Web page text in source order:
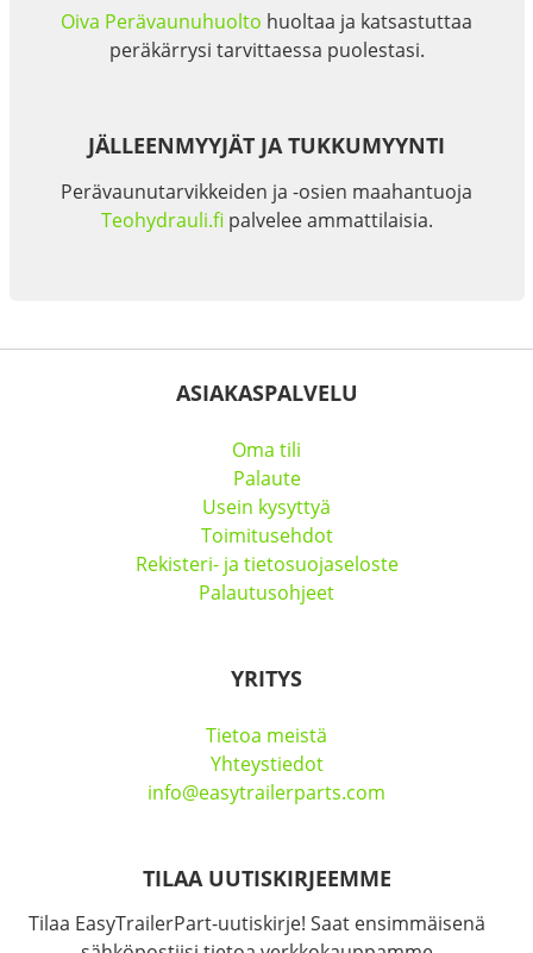
Oiva Perävaunuhuolto huoltaa ja katsastuttaa
peräkärrysi tarvittaessa puolestasi.
JÄLLEENMYYJÄT JA TUKKUMYYNTI
Perävaunutarvikkeiden ja -osien maahantuoja
Teohydrauli.fi palvelee ammattilaisia.
ASIAKASPALVELU
Oma tili
Palaute
Usein kysyttyä
Toimitusehdot
Rekisteri- ja tietosuojaseloste
Palautusohjeet
YRITYS
Tietoa meistä
Yhteystiedot
info@easytrailerparts.com
TILAA UUTISKIRJEEMME
Tilaa EasyTrailerPart-uutiskirje! Saat ensimmäisenä